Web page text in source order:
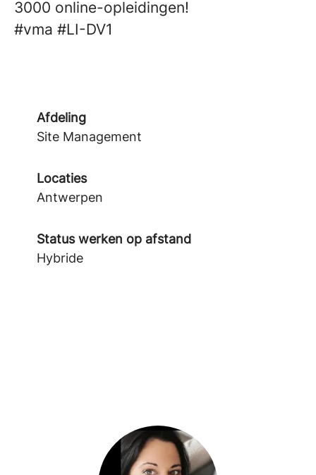
3000 online-opleidingen!
#vma #LI-DV1
Afdeling
Site Management
Locaties
Antwerpen
Status werken op afstand
Hybride